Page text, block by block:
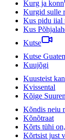
Kurg ja konn
Kurgid sulle
Kus pidu iial
Kus
Kutse
Kutse
Kuujõgi
Kuusteist
Kvissental
Kõige
Kõndis neiu
Kõnõtraat
Kõrts tühi
Kõrtsist just